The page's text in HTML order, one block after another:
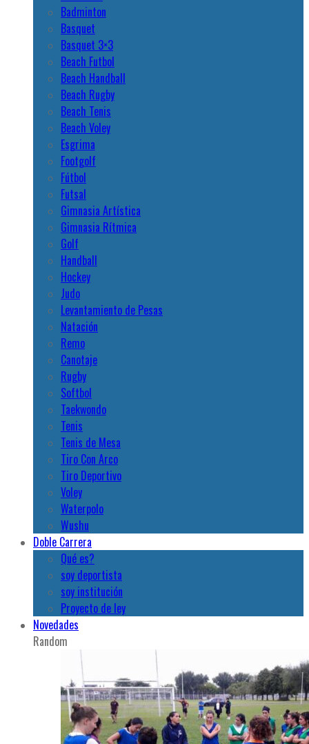
Badminton
Basquet
Basquet 3×3
Beach Futbol
Beach Handball
Beach Rugby
Beach Tenis
Beach Voley
Esgrima
Footgolf
Fútbol
Futsal
Gimnasia Artística
Gimnasia Rítmica
Golf
Handball
Hockey
Judo
Levantamiento de Pesas
Natación
Remo
Canotaje
Rugby
Softbol
Taekwondo
Tenis
Tenis de Mesa
Tiro Con Arco
Tiro Deportivo
Voley
Waterpolo
Wushu
Doble Carrera
Qué es?
soy deportista
soy institución
Proyecto de ley
Novedades
Random